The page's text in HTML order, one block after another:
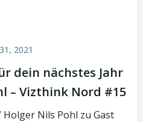
2021
dein nächstes Jahr
– Vizthink Nord #15
Holger Nils Pohl zu Gast